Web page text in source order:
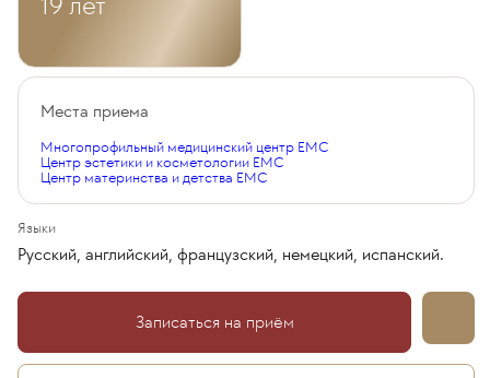
Места приема
Многопрофильный медицинский центр EMC
Центр эстетики и косметологии EMC
Центр материнства и детства EMC
Языки
Русский, английский, французский, немецкий, испанский.
Записаться на приём